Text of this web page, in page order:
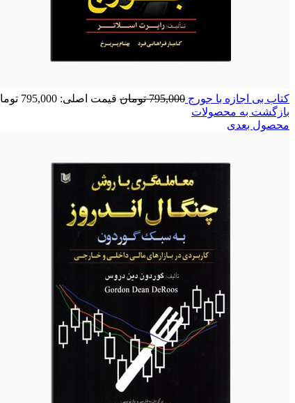
كتاب بی اجازه با جورج 795,000 تومان قیمت اصلی: 795,000 تومان بود.
بازگشت به محصولات
محصول بعدی